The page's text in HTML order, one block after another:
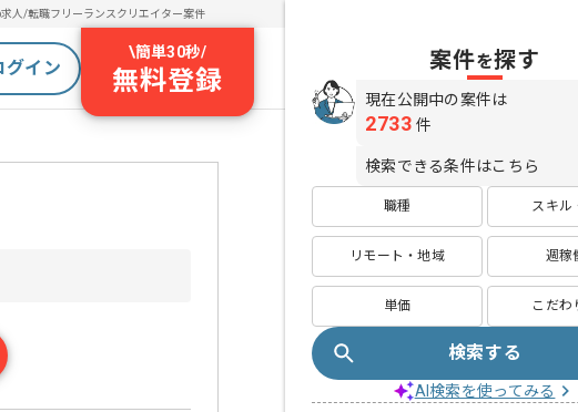
求人/転職フリーランスクリエイター案件
グイン
\簡単30秒/
無料登録
案件を探す
現在公開中の案件は
2733 件
検索できる条件はこちら
職種 スキル
リモート・地域 週稼
単価 こだわ
検索する
AI検索を使ってみる